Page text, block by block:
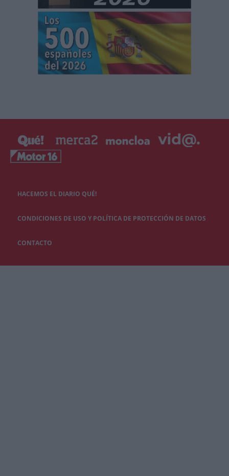
HACEMOS EL DIARIO QUÉ!
CONDICIONES DE USO Y POLÍTICA DE PROTECCIÓN DE DATOS
CONTACTO